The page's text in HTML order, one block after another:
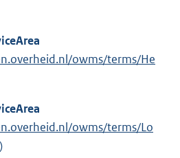
owms/terms/He
owms/terms/Lo